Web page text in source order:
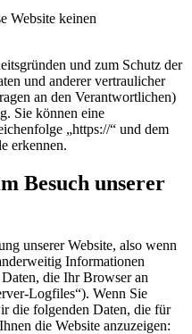
Website keinen
und zum Schutz der
und anderer vertraulicher
an den Verantwortlichen)
Sie können eine
„https://“ und dem
erkennen.
Besuch unserer
unserer Website, also wenn
Informationen
die Ihr Browser an
Logfiles“). Wenn Sie
die folgenden Daten, die für
die Website anzuzeigen: